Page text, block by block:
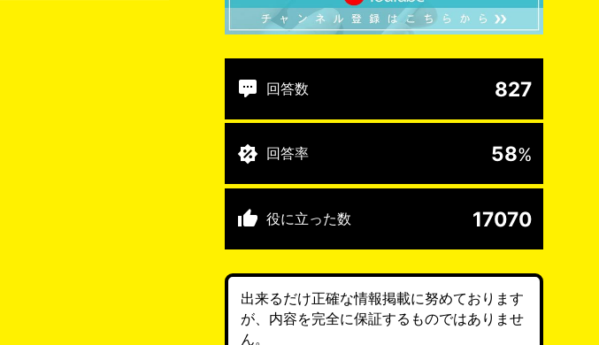
回答数 827
回答率 58%
役に立った数 17070
出来るだけ正確な情報掲載に努めております
が、内容を完全に保証するものではありませ
ん。